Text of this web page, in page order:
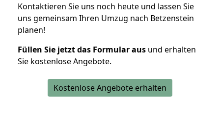
Kontaktieren Sie uns noch heute und lassen Sie
uns gemeinsam Ihren Umzug nach Betzenstein
planen!
Füllen Sie jetzt das Formular aus und erhalten
Sie kostenlose Angebote.
Kostenlose Angebote erhalten